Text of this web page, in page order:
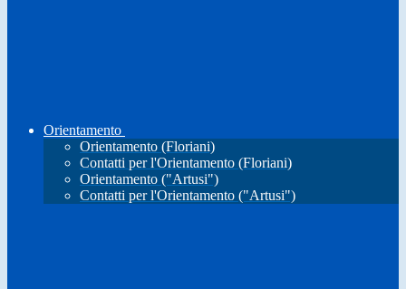
Orientamento
Orientamento (Floriani)
Contatti per l'Orientamento (Floriani)
Orientamento ("Artusi")
Contatti per l'Orientamento ("Artusi")